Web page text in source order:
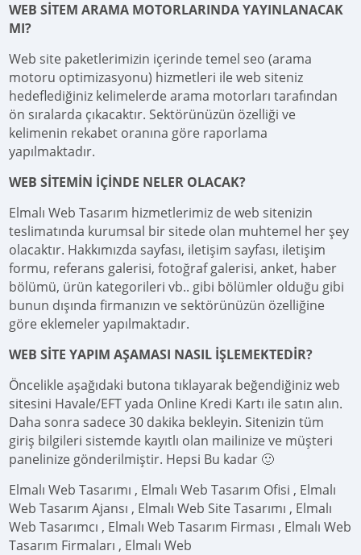
WEB SİTEM ARAMA MOTORLARINDA YAYINLANACAK
MI?
Web site paketlerimizin içerinde temel seo (arama
motoru optimizasyonu) hizmetleri ile web siteniz
hedeflediğiniz kelimelerde arama motorları tarafından
ön sıralarda çıkacaktır. Sektörünüzün özelliği ve
kelimenin rekabet oranına göre raporlama
yapılmaktadır.
WEB SİTEMİN İÇİNDE NELER OLACAK?
Elmalı Web Tasarım hizmetlerimiz de web sitenizin
teslimatında kurumsal bir sitede olan muhtemel her şey
olacaktır. Hakkımızda sayfası, iletişim sayfası, iletişim
formu, referans galerisi, fotoğraf galerisi, anket, haber
bölümü, ürün kategorileri vb.. gibi bölümler olduğu gibi
bunun dışında firmanızın ve sektörünüzün özelliğine
göre eklemeler yapılmaktadır.
WEB SİTE YAPIM AŞAMASI NASIL İŞLEMEKTEDİR?
Öncelikle aşağıdaki butona tıklayarak beğendiğiniz web
sitesini Havale/EFT yada Online Kredi Kartı ile satın alın.
Daha sonra sadece 30 dakika bekleyin. Sitenizin tüm
giriş bilgileri sistemde kayıtlı olan mailinize ve müşteri
panelinize gönderilmiştir. Hepsi Bu kadar 🙂
Elmalı Web Tasarımı , Elmalı Web Tasarım Ofisi , Elmalı
Web Tasarım Ajansı , Elmalı Web Site Tasarımı , Elmalı
Web Tasarımcı , Elmalı Web Tasarım Firması , Elmalı Web
Tasarım Firmaları , Elmalı Web